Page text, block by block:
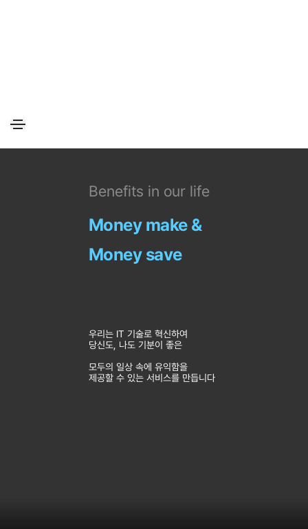
Benefits in our life
Money make &
Money save
우리는 IT 기술로 혁신하여
당신도, 나도 기분이 좋은
모두의 일상 속에 유익함을
제공할 수 있는 서비스를 만듭니다